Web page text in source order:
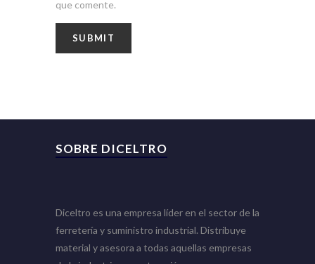
que comente.
SOBRE DICELTRO
Diceltro es una empresa líder en el sector de la
ferretería y suministro industrial. Distribuye
material y asesora a todas aquellas empresas